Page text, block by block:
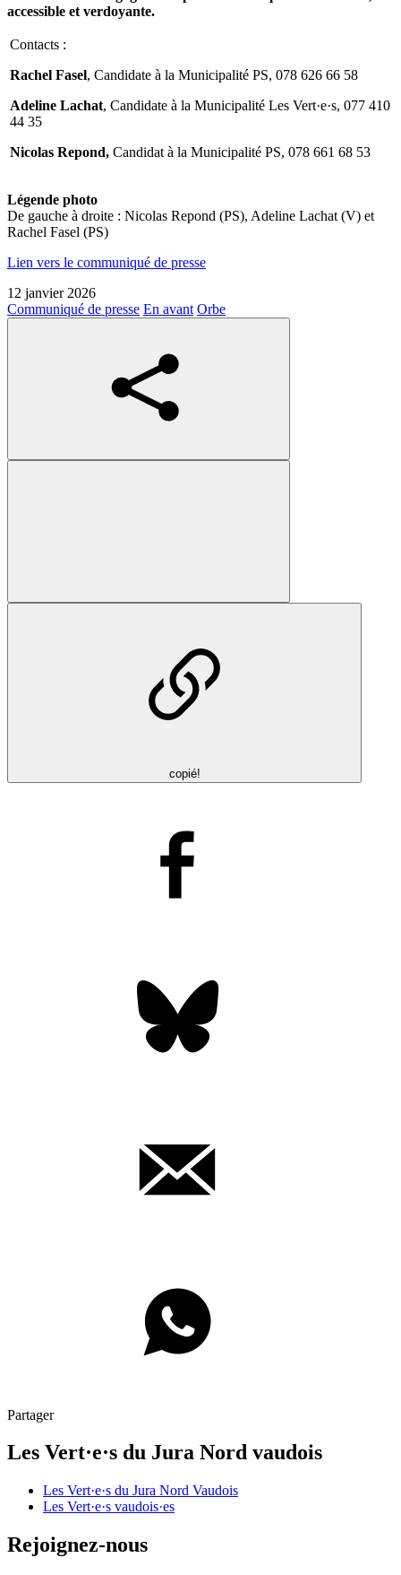
accessible et verdoyante.
Contacts :
Rachel Fasel, Candidate à la Municipalité PS, 078 626 66 58
Adeline Lachat, Candidate à la Municipalité Les Vert·e·s, 077 410
44 35
Nicolas Repond, Candidat à la Municipalité PS, 078 661 68 53
Légende photo
De gauche à droite : Nicolas Repond (PS), Adeline Lachat (V) et
Rachel Fasel (PS)
Lien vers le communiqué de presse
12 janvier 2026
Communiqué de presse En avant Orbe
copié!
Partager
Les Vert·e·s du Jura Nord vaudois
Les Vert·e·s du Jura Nord Vaudois
Les Vert·e·s vaudois·es
Rejoignez-nous